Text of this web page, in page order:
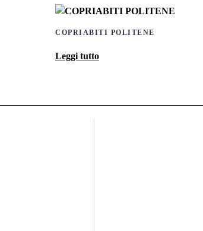
COPRIABITI POLITENE
Leggi tutto